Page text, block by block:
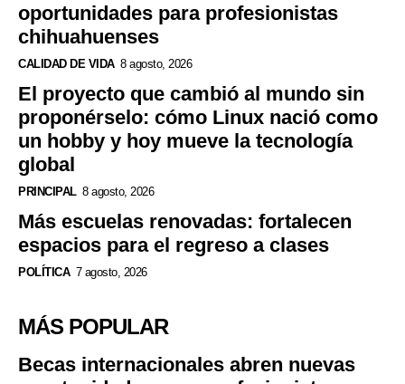
oportunidades para profesionistas
chihuahuenses
CALIDAD DE VIDA 8 agosto, 2026
El proyecto que cambió al mundo sin
proponérselo: cómo Linux nació como
un hobby y hoy mueve la tecnología
global
PRINCIPAL 8 agosto, 2026
Más escuelas renovadas: fortalecen
espacios para el regreso a clases
POLÍTICA 7 agosto, 2026
MÁS POPULAR
Becas internacionales abren nuevas